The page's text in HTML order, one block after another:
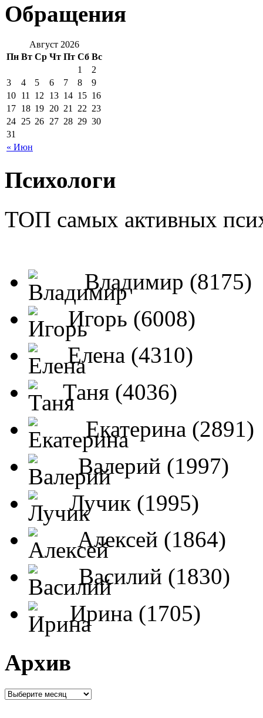
Обращения
Август 2026
Пн Вт Ср Чт Пт Сб Вс
« Июн
1
2
3
4 5 6 7 8
9
10 11 12 13 14 15 16
17 18 19 20 21 22 23
24 25 26 27 28 29 30
31
Психологи
ТОП самых активных
Владимир (8175)
Игорь (6008)
Елена (4310)
Таня (4036)
Екатерина (2891)
Валерий (1997)
Лучик (1995)
Алексей (1864)
Василий (1830)
Ирина (1705)
Архив